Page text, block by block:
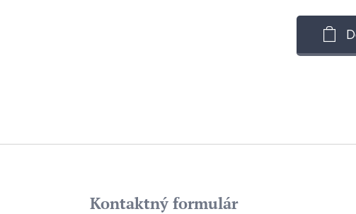
Kontaktný formulár